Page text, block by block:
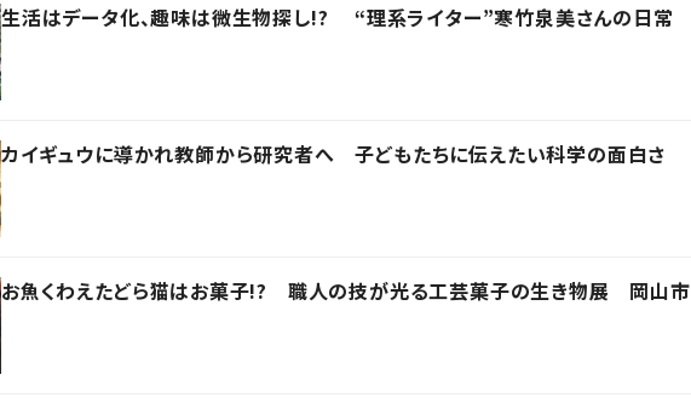
生活はデータ化、趣味は微生物探し!? “理系ライター”寒竹泉美さんの日常
カイギュウに導かれ教師から研究者へ 子どもたちに伝えたい科学の面白さ
お魚くわえたどら猫はお菓子!? 職人の技が光る工芸菓子の生き物展 岡山市